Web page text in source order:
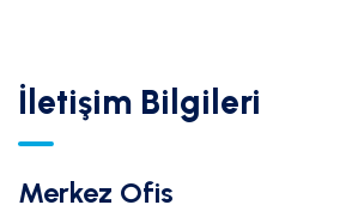
İletişim Bilgileri
Merkez Ofis